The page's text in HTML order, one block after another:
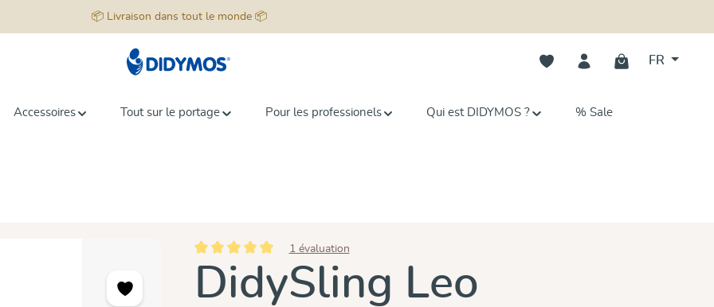
📦 Livraison dans tout le monde 📦
Vous avez 0 articles dans votre
FR
Accessoires Tout sur le portage Pour les professionels Qui est DIDYMOS ? % Sale
Note moyenne de 5 sur 5 étoiles
1 évaluation
DidySling Leo